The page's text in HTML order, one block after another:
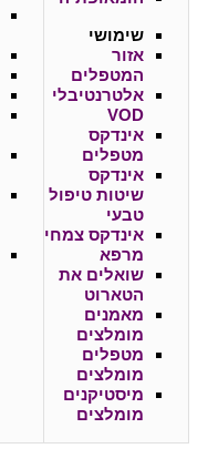
שימושי
אזור
המטפלים
אלטרנטיבלי
VOD
אינדקס
מטפלים
אינדקס
שיטות טיפול
טבעי
אינדקס צמחי
מרפא
שואלים את
הטארוט
מאמנים
מומלצים
מטפלים
מומלצים
מיסטיקנים
מומלצים